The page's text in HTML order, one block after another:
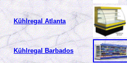
Kühlregal Atlanta
Kühlregal Barbados